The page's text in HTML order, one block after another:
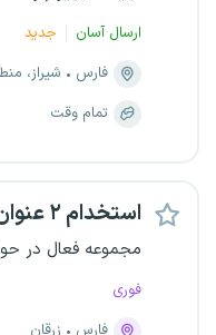
ارسال آسان
جدید
فارس
شیراز، منطقه ۶،
تمام وقت
استخدام ۲ عنوان شغلی
مجموعه فعال در
فوری
فارس
زرقان